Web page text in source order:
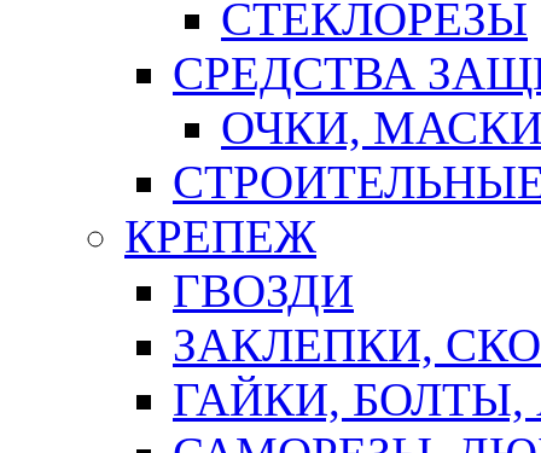
СТЕКЛОРЕЗЫ
СРЕДСТВА
ОЧКИ,
КРЕПЕЖ
ГВОЗДИ
ЗАКЛЕПКИ,
ГАЙКИ,